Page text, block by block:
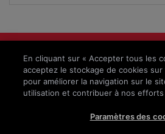
Protection des données
Clause de non-responsabilité
© 2025 – Takeda Pharma AG
En cliquant sur « Accepter tous les
acceptez le stockage de cookies sur
pour améliorer la navigation sur le
utilisation et contribuer à nos
Paramètres des